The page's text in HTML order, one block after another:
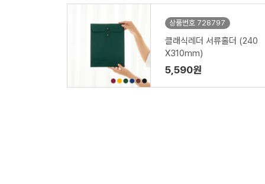
상품번호 728797
클래식레더 서류홀더 (240
X310mm)
5,590원